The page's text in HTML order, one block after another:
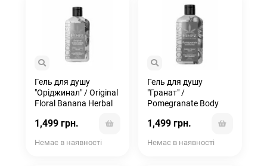
Гель для душу
"Оріджинал" / Original
Floral Banana Herbal
1,499 грн.
Немає в наявності
Гель для душу
"Гранат" /
Pomegranate Body
1,499 грн.
Немає в наявності